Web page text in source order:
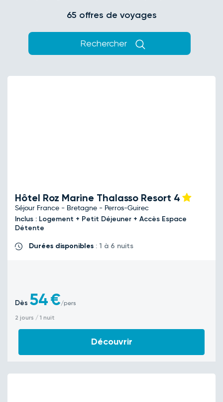
65 offres de voyages
Rechercher
Hôtel Roz Marine Thalasso Resort 4
Séjour France - Bretagne - Perros-Guirec
Inclus : Logement + Petit Déjeuner + Accès Espace
Détente
Durées disponibles : 1 à 6 nuits
Dès 54€/pers
2 jours / 1 nuit
Découvrir